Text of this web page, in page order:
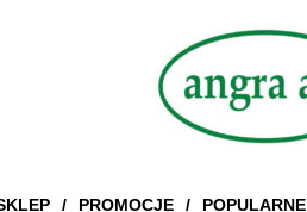
PROMOCJE POPULARNE